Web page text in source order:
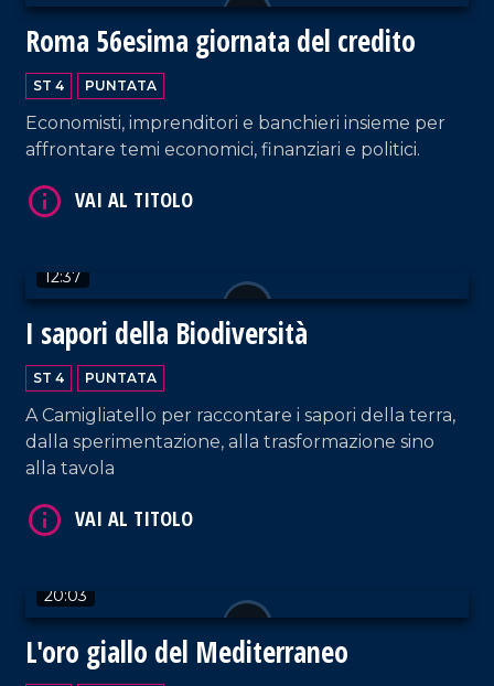
Roma 56esima giornata del credito
ST 4 PUNTATA
Economisti, imprenditori e banchieri insieme per
affrontare temi economici, finanziari e politici.
12:37
I sapori della Biodiversità
ST 4 PUNTATA
A Camigliatello per raccontare i sapori della terra,
dalla sperimentazione, alla trasformazione sino
alla tavola
20:03
L'oro giallo del Mediterraneo
VAI AL TITOLO
VAI AL TITOLO
VAI AL TITOLO